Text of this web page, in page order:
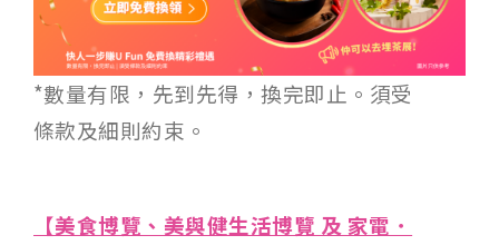
*數量有限，先到先得，換完即止。須受
條款及細則約束。
【美食博覽、美與健生活博覽 及 家電．